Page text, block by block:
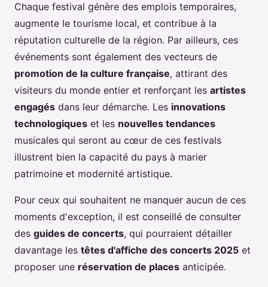
Chaque festival génère des emplois temporaires,
augmente le tourisme local, et contribue à la
réputation culturelle de la région. Par ailleurs, ces
événements sont également des vecteurs de
promotion de la culture française, attirant des
visiteurs du monde entier et renforçant les artistes
engagés dans leur démarche. Les innovations
technologiques et les nouvelles tendances
musicales qui seront au cœur de ces festivals
illustrent bien la capacité du pays à marier
patrimoine et modernité artistique.
Pour ceux qui souhaitent ne manquer aucun de ces
moments d'exception, il est conseillé de consulter
des guides de concerts, qui pourraient détailler
davantage les têtes d'affiche des concerts 2025 et
proposer une réservation de places anticipée.